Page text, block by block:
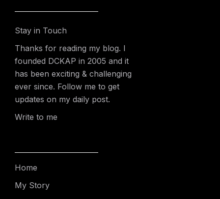
Stay in Touch
Thanks for reading my blog. I
founded DCKAP in 2005 and it
has been exciting & challenging
ever since. Follow me to get
updates on my daily post.
Write to me
Home
My Story